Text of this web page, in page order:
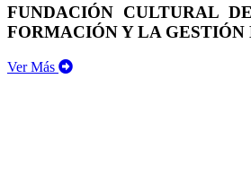
FUNDACIÓN CULTURAL
FORMACIÓN Y LA
Ver Más